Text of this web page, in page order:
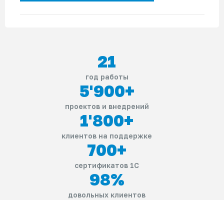
21
год работы
5'900+
проектов и внедрений
1'800+
клиентов на поддержке
700+
сертификатов 1С
98%
довольных клиентов